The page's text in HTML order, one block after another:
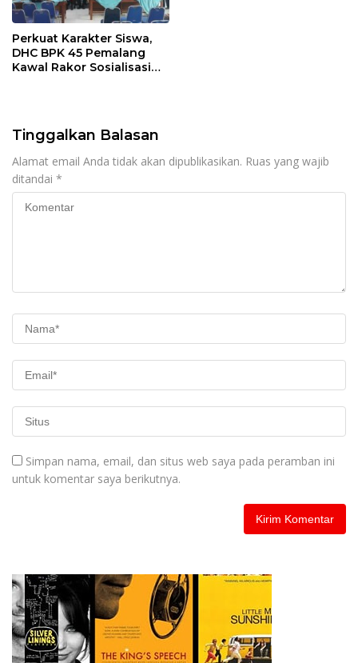
Perkuat Karakter Siswa,
DHC BPK 45 Pemalang
Kawal Rakor Sosialisasi
Tinggalkan Balasan
Alamat email Anda tidak akan dipublikasikan. Ruas yang wajib
ditandai *
Simpan nama, email, dan situs web saya pada peramban ini
untuk komentar saya berikutnya.